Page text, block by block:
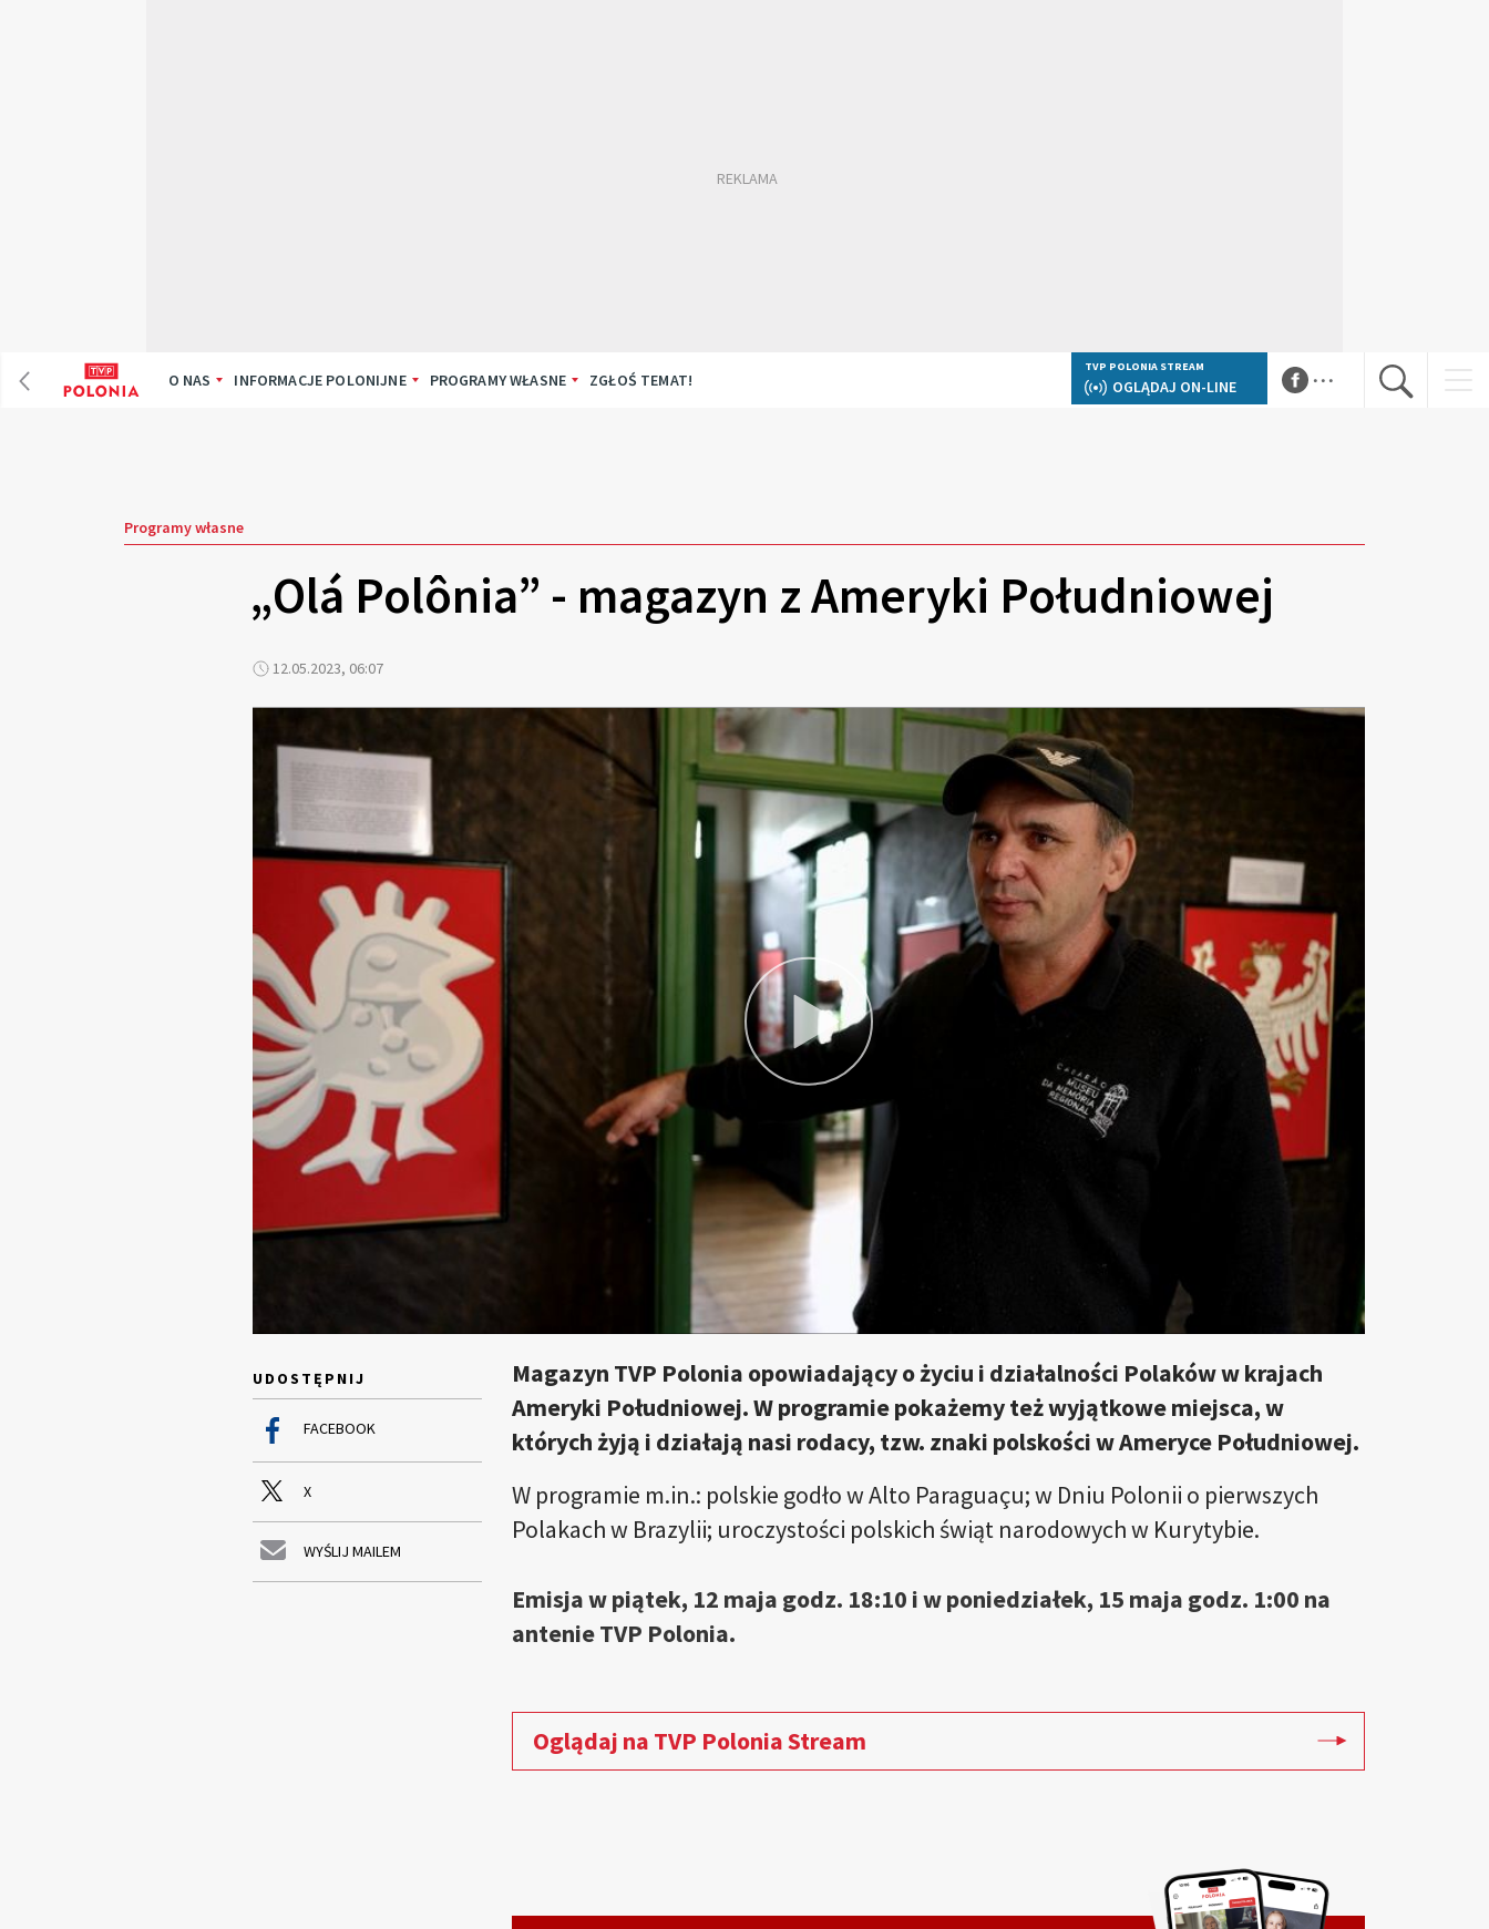
O NAS INFORMACJE POLONIJNE PROGRAMY WŁASNE ZGŁOŚ TEMAT!
TVP POLONIA STREAM
OGLĄDAJ ON-LINE ...
Programy własne
„Olá Polônia” - magazyn z Ameryki Południowej
12.05.2023, 06:07
UDOSTĘPNIJ
FACEBOOK
X
WYŚLIJ MAILEM
Magazyn TVP Polonia opowiadający o życiu i działalności Polaków w krajach
Ameryki Południowej. W programie pokażemy też wyjątkowe miejsca, w
których żyją i działają nasi rodacy, tzw. znaki polskości w Ameryce Południowej.
W programie m.in.: polskie godło w Alto Paraguaçu; w Dniu Polonii o pierwszych
Polakach w Brazylii; uroczystości polskich świąt narodowych w Kurytybie.
Emisja w piątek, 12 maja godz. 18:10 i w poniedziałek, 15 maja godz. 1:00 na
antenie TVP Polonia.
Oglądaj na TVP Polonia Stream